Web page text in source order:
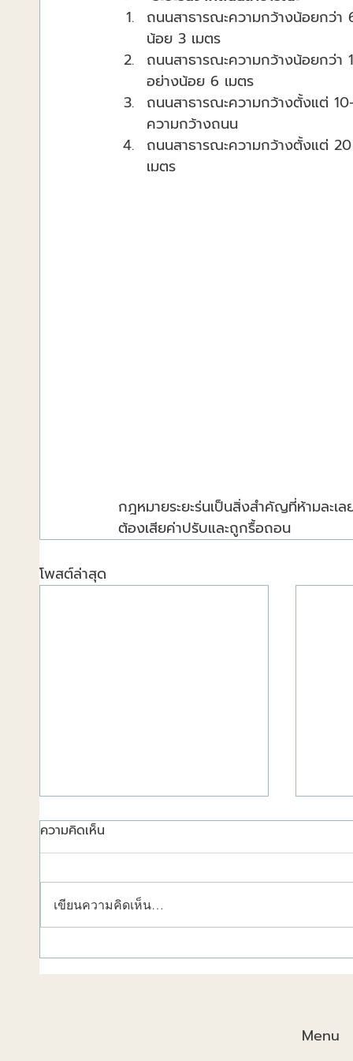
ถนนสาธารณะความกว้างน้อยกว่า
น้อย 3 เมตร
ถนนสาธารณะความกว้างน้อยกว่า
อย่างน้อย 6 เมตร
ถนนสาธารณะความกว้างตั้งแต่
ความกว้างถนน
ถนนสาธารณะความกว้างตั้งแต่
เมตร
กฎหมายระยะร่นเป็นสิ่งสำคัญที่ห้ามละเ
ต้องเสียค่าปรับและถูกรื้อถอน
โพสต์ล่าสุด
วัสดุก่อสร้างช่วยลดความร้อน
ได้!
การก่
2025
ความคิดเห็น
เขียนความคิดเห็น…
Menu